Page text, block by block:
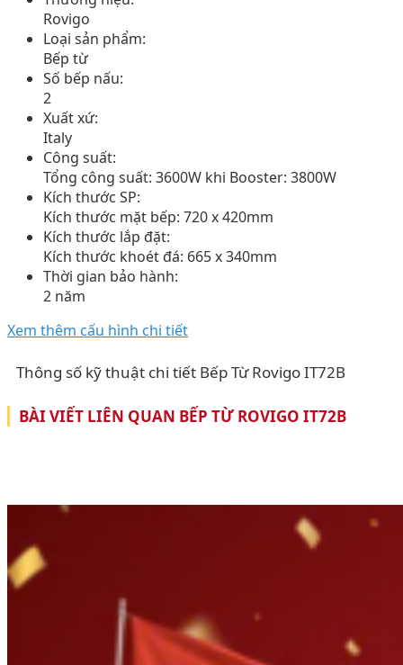
Rovigo
Loại sản phẩm:
Bếp từ
Số bếp nấu:
2
Xuất xứ:
Italy
Công suất:
Tổng công suất: 3600W khi Booster: 3800W
Kích thước SP:
Kích thước mặt bếp: 720 x 420mm
Kích thước lắp đặt:
Kích thước khoét đá: 665 x 340mm
Thời gian bảo hành:
2 năm
Xem thêm cấu hình chi tiết
Thông số kỹ thuật chi tiết Bếp Từ Rovigo IT72B
BÀI VIẾT LIÊN QUAN BẾP TỪ ROVIGO IT72B